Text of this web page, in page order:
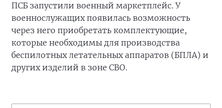
ПСБ запустили военный маркетплейс. У
военнослужащих появилась возможность
через него приобретать комплектующие,
которые необходимы для производства
беспилотных летательных аппаратов (БПЛА) и
других изделий в зоне СВО.